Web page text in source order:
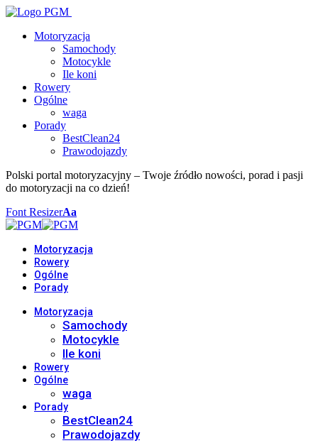
Motoryzacja
Samochody
Motocykle
Ile koni
Rowery
Ogólne
waga
Porady
BestClean24
Prawodojazdy
Polski portal motoryzacyjny – Twoje źródło nowości, porad i pasji
do motoryzacji na co dzień!
Font ResizerAa
Motoryzacja
Rowery
Ogólne
Porady
Motoryzacja
Samochody
Motocykle
Ile koni
Rowery
Ogólne
waga
Porady
BestClean24
Prawodojazdy